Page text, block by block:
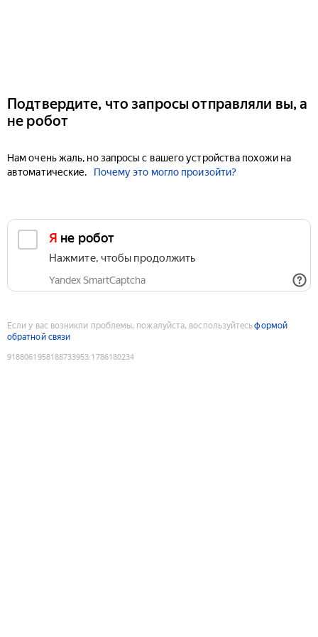
Подтвердите, что запросы отправляли вы, а
не робот
Нам очень жаль, но запросы с вашего устройства похожи на
автоматические.
Почему это могло произойти?
Я не робот
Нажмите, чтобы продолжить
Yandex SmartCaptcha
Если у вас возникли проблемы, пожалуйста, воспользуйтесьформой
обратной связи
9188061958188733953:1786180234